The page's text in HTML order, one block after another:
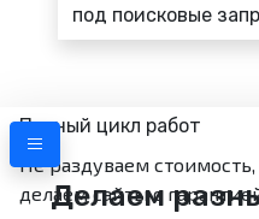
под поисковые
Полный цикл работ
Не раздуваем
делаем сайты с
Делаем